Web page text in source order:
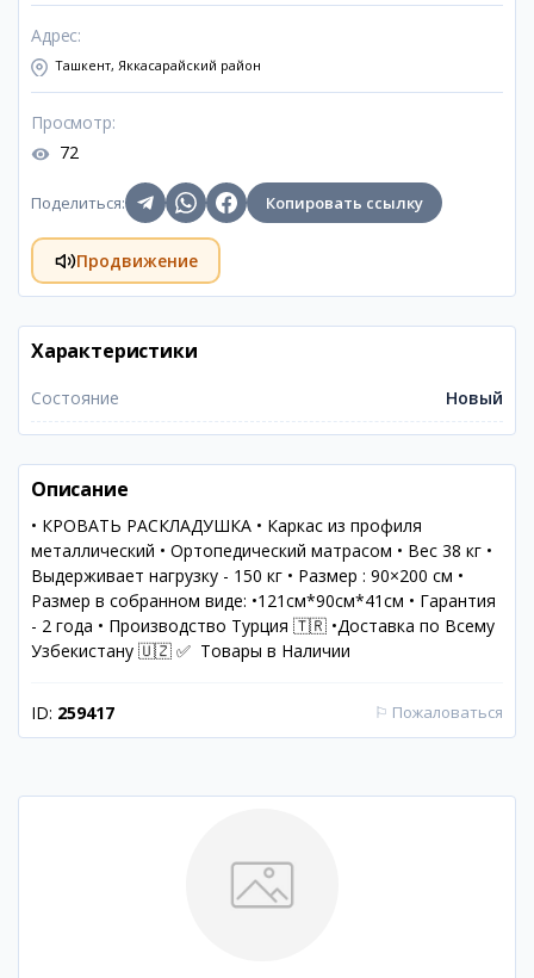
Адрес:
Ташкент, Яккасарайский район
Просмотр:
72
Поделиться: Копировать ссылку
Продвижение
Характеристики
Состояние Новый
Описание
• КРОВАТЬ РАСКЛАДУШКА • Каркас из профиля
металлический • Ортопедический матрасом • Вес 38 кг •
Выдерживает нагрузку - 150 кг • Размер : 90×200 см •
Размер в собранном виде: •121см*90см*41см • Гарантия
- 2 года • Производство Турция 🇹🇷 •Доставка по Всему
Узбекистану 🇺🇿 ✅ Товары в Наличии
ID: 259417 ⚐ Пожаловаться